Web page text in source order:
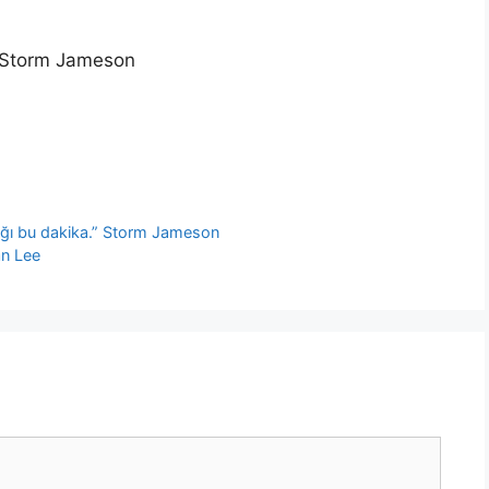
Jameson
bu dakika.” Storm Jameson
Lee